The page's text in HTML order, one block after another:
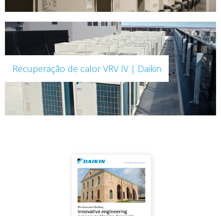
Recuperação de calor VRV IV | Daikin